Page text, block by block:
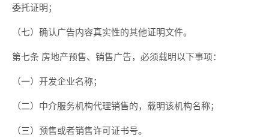
委托证明；
（七）确认广告内容真实性的其他证明文件。
第七条 房地产预售、销售广告，必须载明以下事项：
（一）开发企业名称；
（二）中介服务机构代理销售的，载明该机构名称；
（三）预售或者销售许可证书号。